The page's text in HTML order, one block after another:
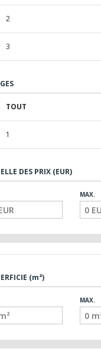
2
3
TOUT
1
DES PRIX (EUR)
MAX.
(m²)
MAX.
Avec Superbes